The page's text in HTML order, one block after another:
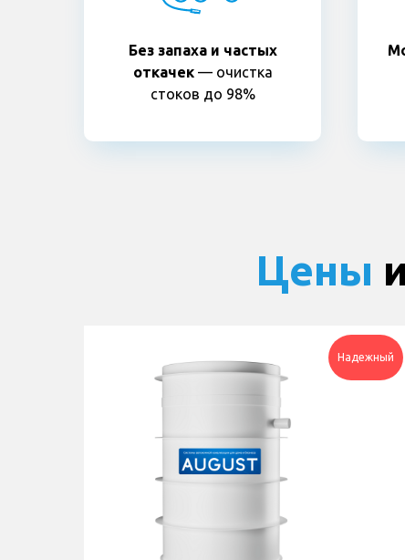
Без запаха и частых
откачек — очистка
стоков до 98%
Цены
Надежный